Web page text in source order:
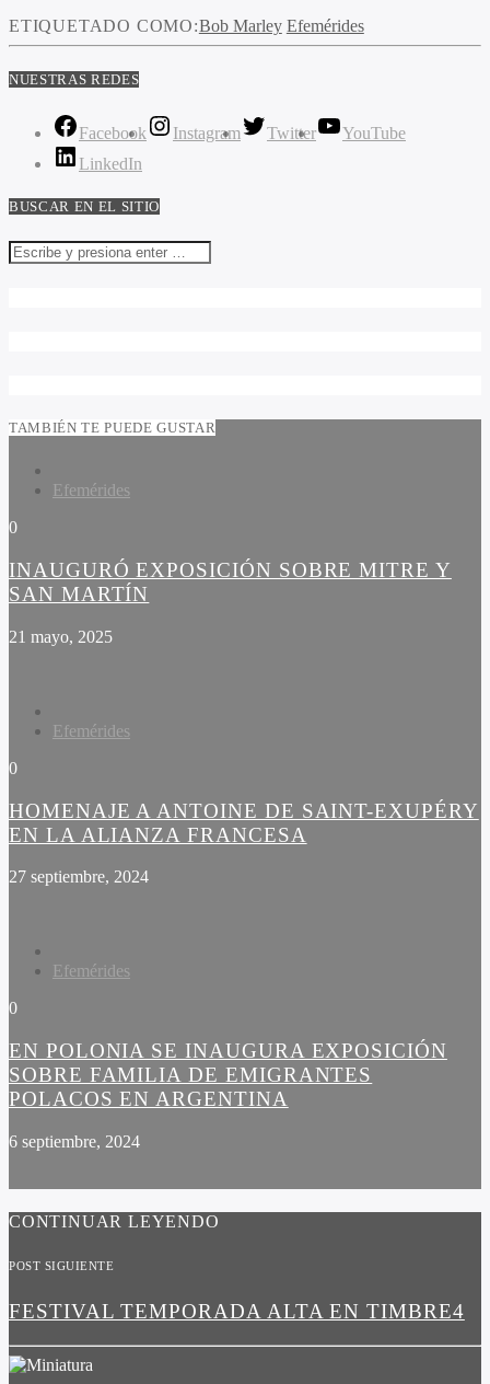
ETIQUETADO COMO:Bob Marley Efemérides
NUESTRAS REDES
Facebook Instagram Twitter
YouTube
LinkedIn
BUSCAR EN EL SITIO
TAMBIÉN TE PUEDE GUSTAR
Efemérides
0
INAUGURÓ EXPOSICIÓN SOBRE MITRE Y
SAN MARTÍN
21 mayo, 2025
Efemérides
0
HOMENAJE A ANTOINE DE SAINT-EXUPÉRY
EN LA ALIANZA FRANCESA
27 septiembre, 2024
Efemérides
0
EN POLONIA SE INAUGURA EXPOSICIÓN
SOBRE FAMILIA DE EMIGRANTES
POLACOS EN ARGENTINA
6 septiembre, 2024
CONTINUAR LEYENDO
POST SIGUIENTE
FESTIVAL TEMPORADA ALTA EN TIMBRE4